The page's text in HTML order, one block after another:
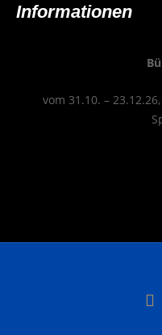
Infor­ma­tio­nen
vom 31.10. –